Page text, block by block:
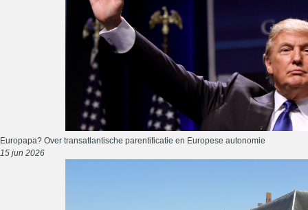
Europapa? Over transatlantische parentificatie en Europese autonomie
15 jun 2026